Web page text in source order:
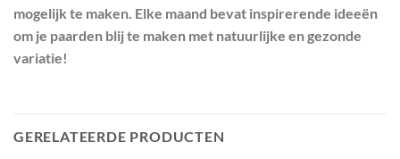
mogelijk te maken. Elke maand bevat inspirerende ideeën
om je paarden blij te maken met natuurlijke en gezonde
variatie!
GERELATEERDE PRODUCTEN